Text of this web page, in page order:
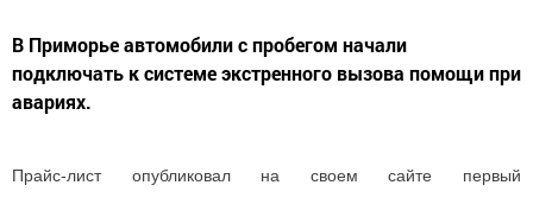
В Приморье автомобили с пробегом начали
подключать к системе экстренного вызова помощи при
авариях.
Прайс-лист опубликовал на своем сайте первый